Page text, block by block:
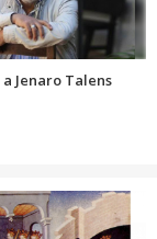
Jenaro Talens